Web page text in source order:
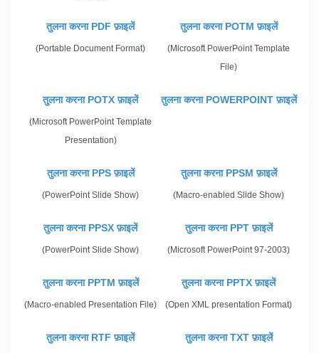
तुलना करना PDF फ़ाइलें
(Portable Document Format)
तुलना करना POTM फ़ाइलें
(Microsoft PowerPoint Template
File)
तुलना करना POTX फ़ाइलें
(Microsoft PowerPoint Template
Presentation)
तुलना करना POWERPOINT फ़ाइलें
तुलना करना PPS फ़ाइलें
(PowerPoint Slide Show)
तुलना करना PPSM फ़ाइलें
(Macro-enabled Slide Show)
तुलना करना PPSX फ़ाइलें
(PowerPoint Slide Show)
तुलना करना PPT फ़ाइलें
(Microsoft PowerPoint 97-2003)
तुलना करना PPTM फ़ाइलें
(Macro-enabled Presentation File)
तुलना करना PPTX फ़ाइलें
(Open XML presentation Format)
तुलना करना RTF फ़ाइलें तुलना करना TXT फ़ाइलें